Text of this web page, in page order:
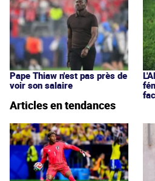
Pape Thiaw n'est pas près de
voir son salaire
Articles en tendances